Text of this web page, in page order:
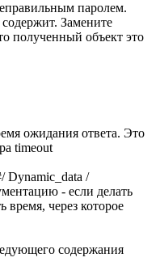
паролем.
Замените
полученный объект это
ожидания ответа. Это
timeout
Dynamic_data /
- если делать
время, через которое
содержания